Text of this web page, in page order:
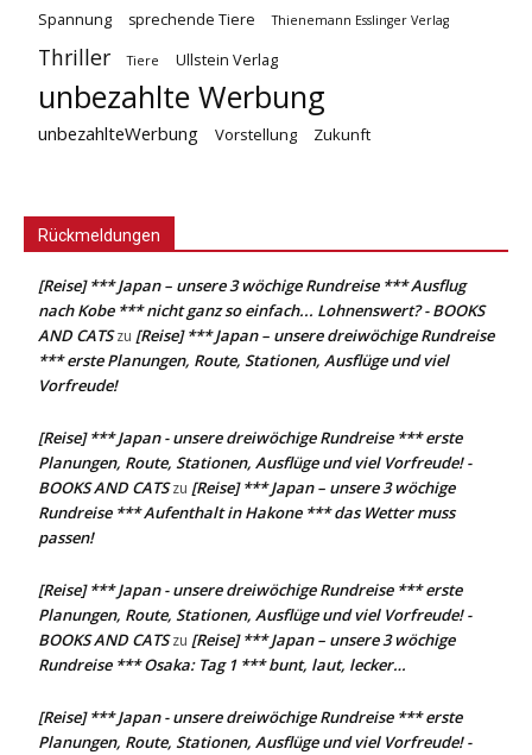
Spannung sprechende Tiere Thienemann Esslinger Verlag
Thriller Tiere Ullstein Verlag
unbezahlte Werbung
unbezahlteWerbung Vorstellung Zukunft
Rückmeldungen
[Reise] *** Japan – unsere 3 wöchige Rundreise *** Ausflug
nach Kobe *** nicht ganz so einfach... Lohnenswert? - BOOKS
AND CATSzu [Reise] *** Japan – unsere dreiwöchige Rundreise
*** erste Planungen, Route, Stationen, Ausflüge und viel
Vorfreude!
[Reise] *** Japan - unsere dreiwöchige Rundreise *** erste
Planungen, Route, Stationen, Ausflüge und viel Vorfreude! -
BOOKS AND CATSzu [Reise] *** Japan – unsere 3 wöchige
Rundreise *** Aufenthalt in Hakone *** das Wetter muss
passen!
[Reise] *** Japan - unsere dreiwöchige Rundreise *** erste
Planungen, Route, Stationen, Ausflüge und viel Vorfreude! -
BOOKS AND CATSzu [Reise] *** Japan – unsere 3 wöchige
Rundreise *** Osaka: Tag 1 *** bunt, laut, lecker…
[Reise] *** Japan - unsere dreiwöchige Rundreise *** erste
Planungen, Route, Stationen, Ausflüge und viel Vorfreude! -